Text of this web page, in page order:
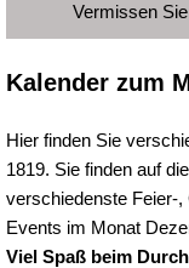
Vermissen
Kalender zum
Hier finden Sie
1819. Sie finden auf
verschiedenste Feier-
Events im Monat
Viel Spaß beim